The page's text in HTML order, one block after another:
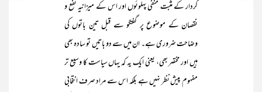
کردار کے مثبت منفی پہلوئوں اور اس کے میزانیہ نفع و
نقصان کے موضوع پر گفتگو سے قبل تین باتوں کی
وضاحت ضروری ہے۔ ان میں سے دو باتیں تو سادہ بھی
ہیں اور مختصر بھی، یعنی ایک یہ کہ یہاں سیاست کا وسیع تر
مفہوم پیش نظر نہیں ہے بلکہ اس سے مراد صرف انتخابی